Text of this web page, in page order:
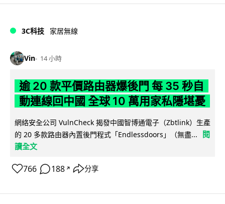
3C科技 家居無線
Vin 14 小時
逾 20 款平價路由器爆後門 每 35 秒自
動連線回中國 全球 10 萬用家私隱堪憂
網絡安全公司 VulnCheck 揭發中國智博通電子（Zbtlink）生產
的 20 多款路由器內置後門程式「Endlessdoors」（無盡...
閱
讀全文
766 188 ↗ 分享